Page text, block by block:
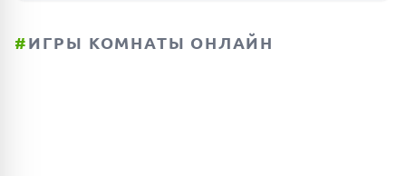
#ИГРЫ КОМНАТЫ ОНЛАЙН